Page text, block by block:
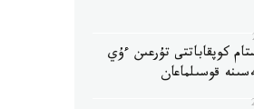
10 نان استام كوپقاباتتى تۇرعىن ءۇي
قوسىلماعان